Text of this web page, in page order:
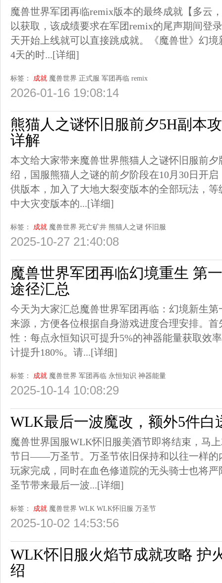
魔兽世界军团再临remix版本的最终成就【多云
以获取，该成绩要求在军团remix的尾声期间登
天开始上线就可以直接跳成就。《魔兽世》幻
4天的时...[详细]
标签： 成就 魔兽世界 正式服 军团再临 remix
2026-01-16 19:08:14
熊猫人之谜怀旧服前夕5H副本
详解
本文给大家带来魔兽世界熊猫人之谜怀旧服前
绍，国服熊猫人之谜的前夕阶段在10月30日开
供版本，加入了大地大裂变版本的全部玩法，
中大灾变版本的...[详细]
标签： 成就 魔兽世界 死亡矿井 熊猫人之谜 怀旧服
2025-10-27 21:40:08
魔兽世界军团再临幻境重生 第
途径汇总
今天为大家汇总魔兽世界军团再临：幻境新生
来源，方便各位根据自身游戏进度合理安排。
性：每点永恒知识可提升5%的神器能量获取效
计提升180%。请...[详细]
标签： 成就 魔兽世界 军团再临 永恒知识 神器能量
2025-10-14 10:08:29
WLK最后一波魔改，额外5件白
魔兽世界国服WLK怀旧服美酒节即将结束，马
节日——万圣节。万圣节依旧保持和以往一样的
玩家完成，同时在血色修道院的无头骑士也将
圣节带来最后一波...[详细]
标签： 成就 魔兽世界 WLK WLK怀旧服 万圣节
2025-10-02 14:53:56
WLK怀旧服火焰节成就攻略 护
绍